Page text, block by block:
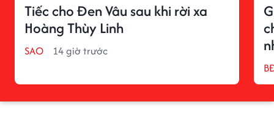
Tiếc cho Đen Vâu sau khi rời xa
Hoàng Thùy Linh
SAO 14 giờ trước